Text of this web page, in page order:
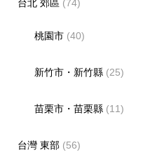
台北 郊區(74)
桃園市 (40)
新竹市・新竹縣 (25)
苗栗市・苗栗縣 (11)
台灣 東部(56)